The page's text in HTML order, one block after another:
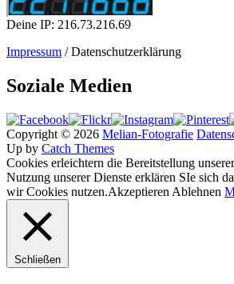
Deine IP: 216.73.216.69
Impressum / Datenschutzerklärung
Soziale Medien
Copyright © 2026 Melian-Fotografie
Up by Catch Themes
Cookies erleichtern die Bereitstellung
Nutzung unserer Dienste erklären SIe sich
wir Cookies nutzen.Akzeptieren Ablehnen
Schließen